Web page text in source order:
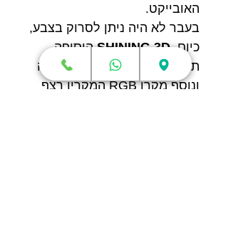
האובייקט.
בעבר לא היה ניתן לסרוק בצבע,
כיוםSHINING 3Dהוסיפה
תכונה זו באמצעות עדכון תוכנה
ונוסף מקרן RGB המקרין רצף